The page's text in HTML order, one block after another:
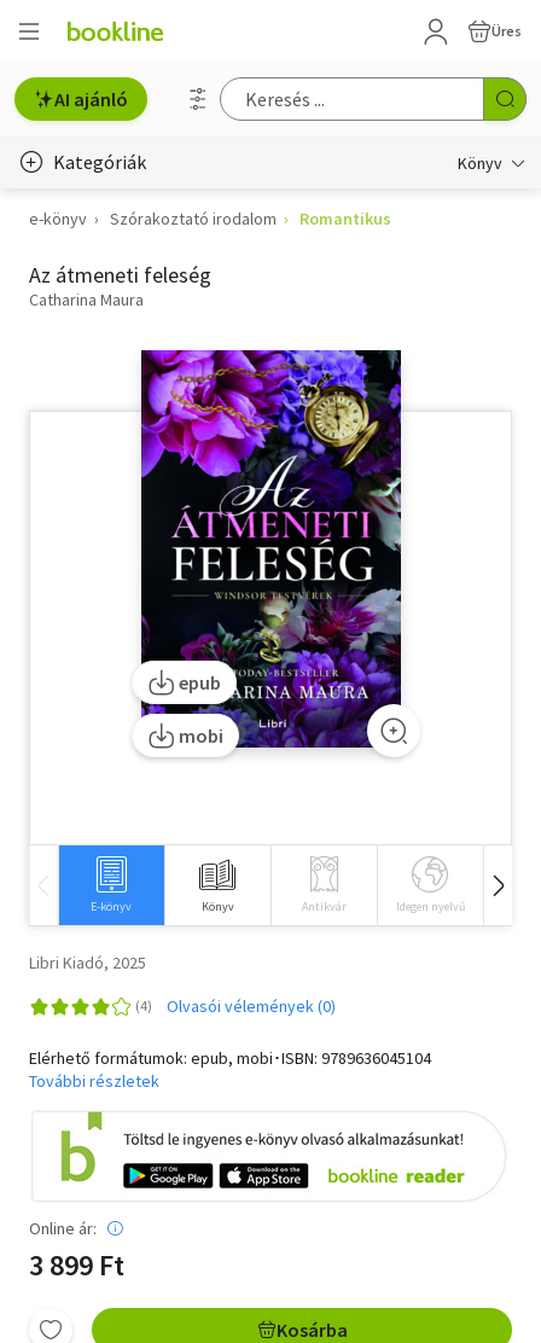
Üres
AI ajánló
Kategóriák Könyv
Életmód, egészség
Erotika
Hobbi, szabadidő
Szótár, nyelvkönyv
Tankönyv, segédkönyv
Társadalomtudomány
Természettudomány
Vallás
e-könyv Szórakoztató irodalom Romantikus
Az átmeneti feleség
Catharina Maura
epub
mobi
E-könyv Könyv Antikvár Idegen nyelvű
Libri Kiadó, 2025
Olvasói vélemények (0)
Elérhető formátumok: epub, mobi･ISBN: 9789636045104
További részletek
Online ár:
3 899 Ft
Kosárba